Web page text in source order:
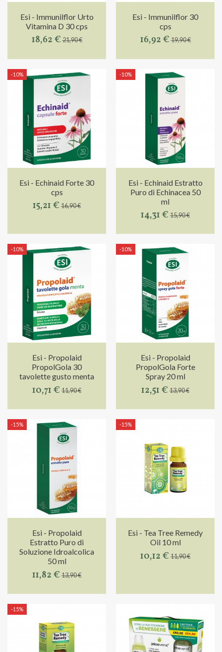
Esi - Immunilflor Urto
Vitamina D 30 cps
18,62 €21,90 €
Esi - Immunilflor 30
cps
16,92 €19,90 €
-10%
Esi - Echinaid Forte 30
cps
15,21 €16,90 €
-10%
Esi - Echinaid Estratto
Puro di Echinacea 50
ml
14,31 €15,90 €
-10%
Esi - Propolaid
PropolGola 30
tavolette gusto menta
10,71 €11,90 €
-10%
Esi - Propolaid
PropolGola Forte
Spray 20 ml
12,51 €13,90 €
-15%
Esi - Propolaid
Estratto Puro di
Soluzione Idroalcolica
50 ml
11,82 €13,90 €
-15%
Esi - Tea Tree Remedy
Oil 10 ml
10,12 €11,90 €
-15%